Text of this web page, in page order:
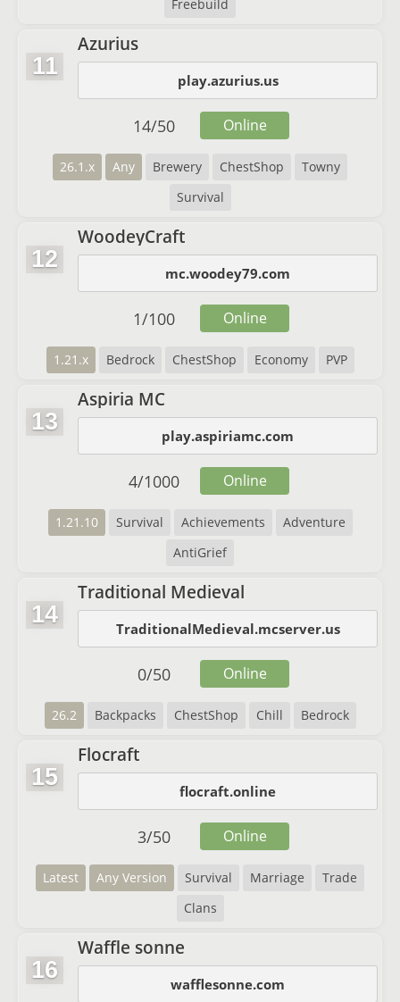
Freebuild
11
Azurius
play.azurius.us
26.1.x Any Brewery ChestShop
Towny
Survival
14/50 Online
12
WoodeyCraft
mc.woodey79.com
1.21.x Bedrock ChestShop Economy PVP
1/100 Online
13
Aspiria MC
play.aspiriamc.com
1.21.10 Survival Achievements
Adventure
AntiGrief
4/1000 Online
14
Traditional Medieval
TraditionalMedieval.mcserver.us
26.2 Backpacks ChestShop Chill Bedrock
0/50 Online
15
Flocraft
flocraft.online
Latest Any Version Survival Marriage
Trade
Clans
3/50 Online
16
Waffle sonne
wafflesonne.com